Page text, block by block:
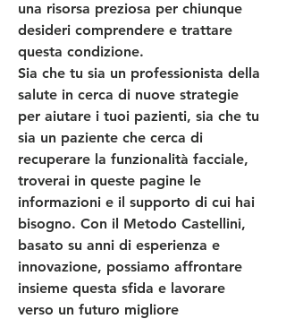
una risorsa preziosa per chiunque
desideri comprendere e trattare
questa condizione.
Sia che tu sia un professionista della
salute in cerca di nuove strategie
per aiutare i tuoi pazienti, sia che tu
sia un paziente che cerca di
recuperare la funzionalità facciale,
troverai in queste pagine le
informazioni e il supporto di cui hai
bisogno. Con il Metodo Castellini,
basato su anni di esperienza e
innovazione, possiamo affrontare
insieme questa sfida e lavorare
verso un futuro migliore